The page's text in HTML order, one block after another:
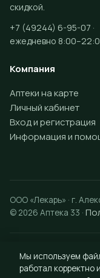
скидкой.
+7 (49244) 6-95-07 ·
ежедневно
Компания
Аптеки на карте
Личный кабинет
Вход и регистрация
Информация и
ООО «Лекарь» · г.
© 2026 Аптека 33 ·
Мы используем
работал корректно